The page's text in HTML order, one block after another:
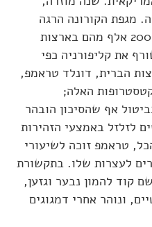
מגפת הקורונה הרגה
כמיליון אנשים בעולם, יותר מ־200 אלף מהם בארצות
את קליפורניה כפי
הברית, דונלד טראמפ,
האלה;
אף שהסיכון הובהר
לזלזל באמצעי הזהירות
טראמפ זוכה לשיעורי
לעצרות שלו. בתקשורת
קוד להמון נבער וגזען,
ונוהר אחרי דמגוגים